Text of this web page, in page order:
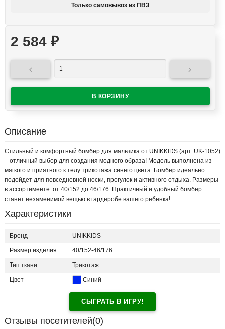
Только самовывоз из ПВЗ
2 584 ₽
 
Описание
Стильный и комфортный бомбер для мальчика от UNIKKIDS (арт. UK-1052)
– отличный выбор для создания модного образа! Модель выполнена из
мягкого и приятного к телу трикотажа синего цвета. Бомбер идеально
подойдет для повседневной носки, прогулок и активного отдыха. Размеры
в ассортименте: от 40/152 до 46/176. Практичный и удобный бомбер
станет незаменимой вещью в гардеробе вашего ребенка!
Характеристики
Бренд UNIKKIDS
Размер изделия 40/152-46/176
Тип ткани Трикотаж
Цвет Синий
СЫГРАТЬ В ИГРУ!
Отзывы посетителей(0)